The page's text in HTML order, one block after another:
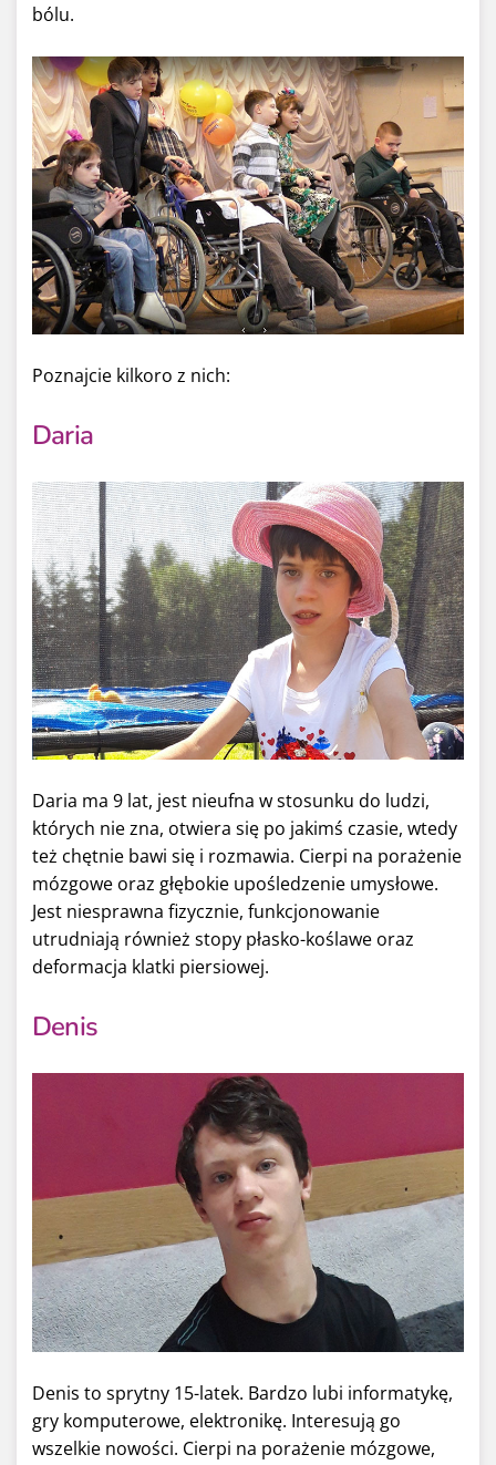
bólu.
Poznajcie kilkoro z nich:
Daria
Daria ma 9 lat, jest nieufna w stosunku do ludzi,
których nie zna, otwiera się po jakimś czasie, wtedy
też chętnie bawi się i rozmawia. Cierpi na porażenie
mózgowe oraz głębokie upośledzenie umysłowe.
Jest niesprawna fizycznie, funkcjonowanie
utrudniają również stopy płasko-koślawe oraz
deformacja klatki piersiowej.
Denis
Denis to sprytny 15-latek. Bardzo lubi informatykę,
gry komputerowe, elektronikę. Interesują go
wszelkie nowości. Cierpi na porażenie mózgowe,